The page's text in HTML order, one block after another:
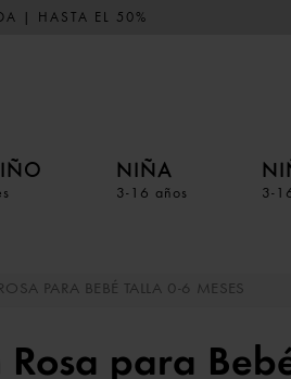
| HASTA EL 50%
NIÑA
3-16 años 3-
PARA BEBÉ TALLA 0-6 MESES
para